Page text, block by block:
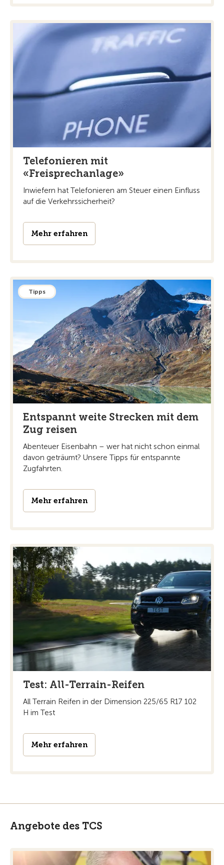
Telefonieren mit
«Freisprechanlage»
Inwiefern hat Telefonieren am Steuer einen Einfluss
auf die Verkehrssicherheit?
Mehr erfahren
Tipps
Entspannt weite Strecken mit dem
Zug reisen
Abenteuer Eisenbahn – wer hat nicht schon einmal
davon geträumt? Unsere Tipps für entspannte
Zugfahrten.
Mehr erfahren
Test: All-Terrain-Reifen
All Terrain Reifen in der Dimension 225/65 R17 102
H im Test
Mehr erfahren
Angebote des TCS